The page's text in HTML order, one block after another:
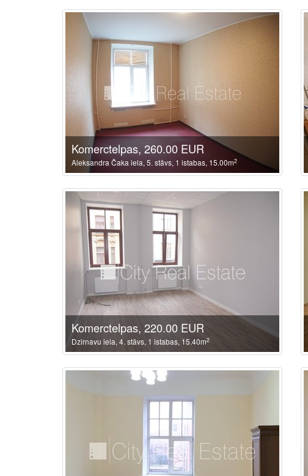
Komerctelpas, 260.00 EUR
Aleksandra Čaka iela, 5. stāvs, 1 istabas, 15.00m2
Komerctelpas, 220.00 EUR
Dzirnavu iela, 4. stāvs, 1 istabas, 15.40m2